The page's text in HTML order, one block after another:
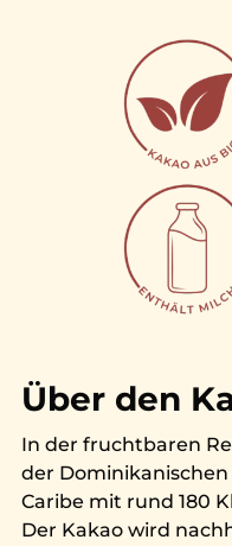
Über den
In der fruchtbaren
der
Caribe mit rund 180
Der Kakao wird